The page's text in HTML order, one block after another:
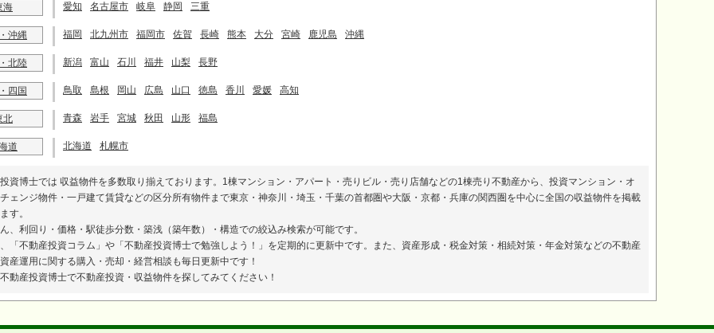
海 愛知 名古屋市 岐阜 静岡 三重
沖縄 福岡 北九州市 福岡市 佐賀 長崎 熊本 大分 宮崎 鹿児島 沖縄
北陸 新潟 富山 石川 福井 山梨 長野
四国 鳥取 島根 岡山 広島 山口 徳島 香川 愛媛 高知
北 青森 岩手 宮城 秋田 山形 福島
道 北海道 札幌市
資博士では 収益物件を多数取り揃えております。1棟マンション・アパート・売りビル・売り店舗などの1棟売り不動産から、投資マンション・オ
ェンジ物件・一戸建て賃貸などの区分所有物件まで東京・神奈川・埼玉・千葉の首都圏や大阪・京都・兵庫の関西圏を中心に全国の収益物件を掲載
す。
、利回り・価格・駅徒歩分数・築浅（築年数）・構造での絞込み検索が可能です。
「不動産投資コラム」や「不動産投資博士で勉強しよう！」を定期的に更新中です。また、資産形成・税金対策・相続対策・年金対策などの不動産
産運用に関する購入・売却・経営相談も毎日更新中です！
動産投資博士で不動産投資・収益物件を探してみてください！